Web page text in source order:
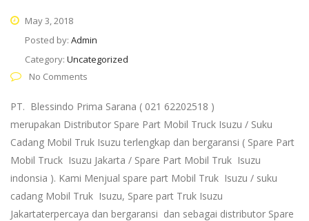
May 3, 2018
Posted by: Admin
Category: Uncategorized
No Comments
PT. Blessindo Prima Sarana ( 021 62202518 )
merupakan Distributor Spare Part Mobil Truck Isuzu / Suku
Cadang Mobil Truk Isuzu terlengkap dan bergaransi ( Spare Part
Mobil Truck Isuzu Jakarta / Spare Part Mobil Truk Isuzu
indonsia ). Kami Menjual spare part Mobil Truk Isuzu / suku
cadang Mobil Truk Isuzu, Spare part Truk Isuzu
Jakartaterpercaya dan bergaransi dan sebagai distributor Spare